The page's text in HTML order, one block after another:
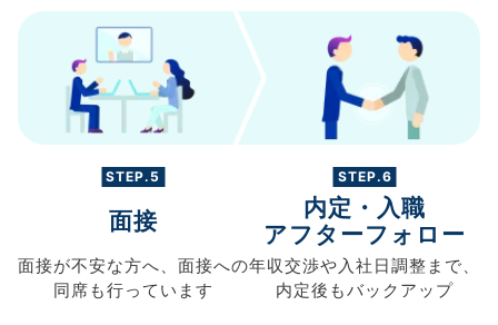
STEP.5
面接
面接が不安な方へ、 面接への
同席も行っています
STEP.6
内定・入職
アフターフォロー
年収交渉や入社日調整まで、
内定後もバックアップ